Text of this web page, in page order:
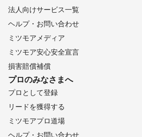
法人向けサービス一覧
ヘルプ・お問い合わせ
ミツモアメディア
ミツモア安心安全宣言
損害賠償補償
プロのみなさまへ
プロとして登録
リードを獲得する
ミツモアプロ道場
ヘルプ・お問い合わせ